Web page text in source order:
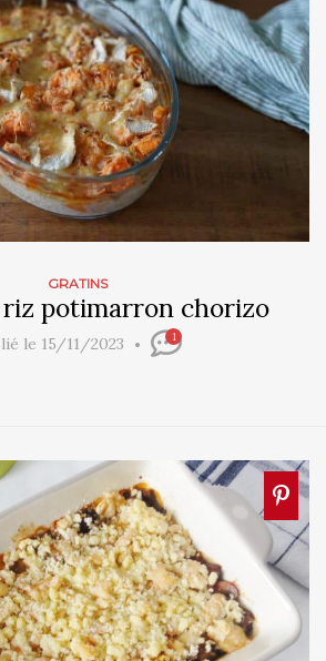
GRATINS
potimarron chorizo
le 15/11/2023 1